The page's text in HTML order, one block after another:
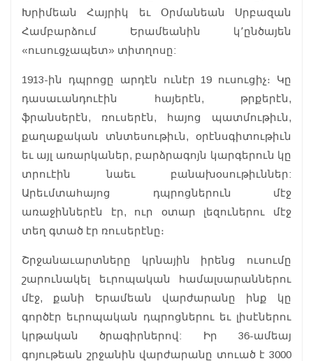
Խրիմեան Հայրիկ եւ Օրմանեան Սրբազան
Համբարձում Երամեանին կ՚ընծայեն
«ուսուցչապետ» տիտղոսը:
1913-ին դպրոցը արդէն ունէր 19 ուսուցիչ։ Կը
դասաւանդուէին հայերէն, թրքերէն,
ֆրանսերէն, ռուսերէն, հայոց պատմութիւն,
քաղաքական տնտեսութիւն, օրէնսգիտութիւն
եւ այլ առարկաներ, բարձրագոյն կարգերուն կը
տրուէին նաեւ բանախօսութիւններ:
Արեւմտահայոց դպրոցներուն մէջ
առաջիններէն էր, ուր օտար լեզուներու մէջ
տեղ գտած էր ռուսերէնը։
Շրջանաւարտները կրնային իրենց ուսումը
շարունակել եւրոպական համալսարաններու
մէջ, քանի Երամեան վարժարանը ինք կը
գործէր եւրոպական դպրոցներու եւ լիսէներու
կրթական ծրագիրներով: Իր 36-ամեայ
գոյութեան շրջանին վարժարանը տուած է 3000